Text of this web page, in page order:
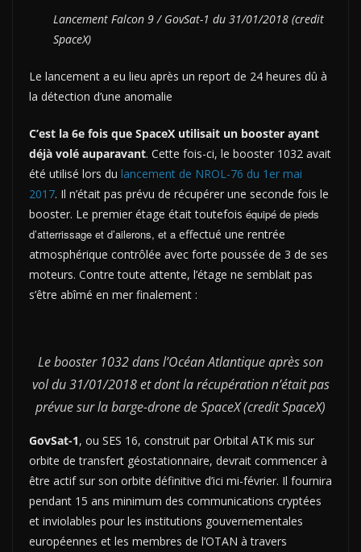
Lancement Falcon 9 / GovSat-1 du 31/01/2018 (credit
SpaceX)
Le lancement a eu lieu après un report de 24 heures dû à
la détection d’une anomalie
C’est la 6e fois que SpaceX utilisait un booster ayant
déjà volé auparavant. Cette fois-ci, le booster 1032 avait
été utilisé lors du lancement de NROL-76 du 1er mai
2017. Il n’était pas prévu de récupérer une seconde fois le
booster. Le premier étage était toutefois équipé de pieds
d’atterrissage et d’ailerons, et a effectué une rentrée
atmosphérique contrôlée avec forte poussée de 3 de ses
moteurs. Contre toute attente, l’étage ne semblait pas
s’être abîmé en mer finalement :
Le booster 1032 dans l’Océan Atlantique après son
vol du 31/01/2018 et dont la récupération n’était pas
prévue sur la barge-drone de SpaceX (credit SpaceX)
GovSat-1, ou SES 16, construit par Orbital ATK mis sur
orbite de transfert géostationnaire, devrait commencer à
être actif sur son orbite définitive d’ici mi-février. Il fournira
pendant 15 ans minimum des communications cryptées
et inviolables pour les institutions gouvernementales
européennes et les membres de l’OTAN à travers